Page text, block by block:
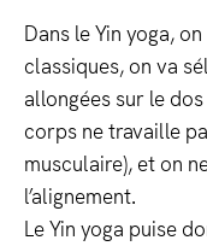
Dans le Yin yoga,
classiques, on va
allongées sur le
corps ne travaille
musculaire), et on
l’alignement.
Le Yin yoga puise